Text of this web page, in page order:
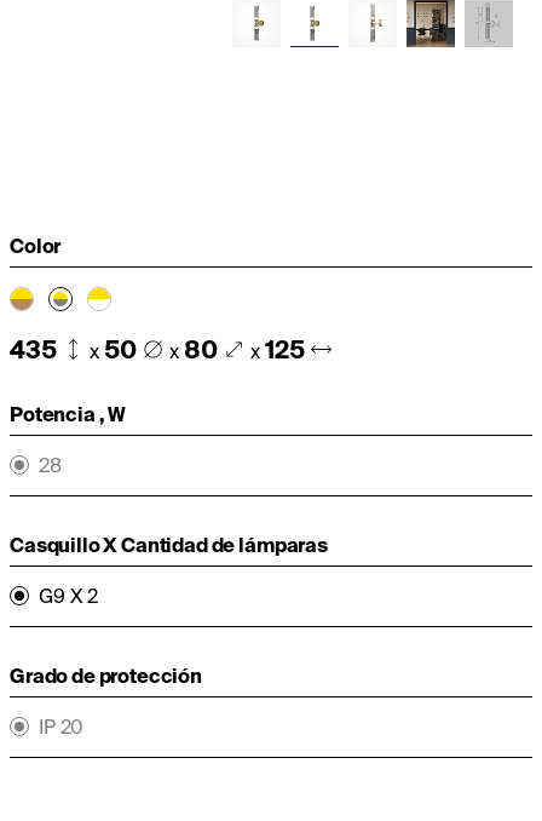
Color
435 x 50 x 80 x125
Potencia , W
28
Casquillo X Cantidad de lámparas
G9 X 2
Grado de protección
IP 20